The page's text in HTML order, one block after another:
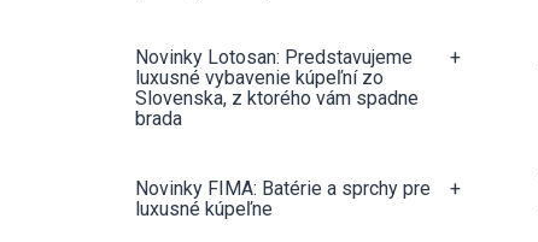
Novinky Lotosan: Predstavujeme
luxusné vybavenie kúpeľní zo
Slovenska, z ktorého vám spadne
brada
+
Novinky FIMA: Batérie a sprchy pre
luxusné kúpeľne
+